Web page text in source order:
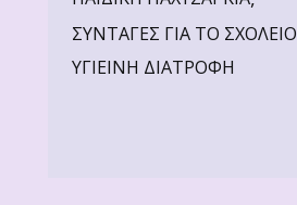
ΣΥΝΤΑΓΕΣ ΓΙΑ ΤΟ ΣΧΟΛΕΙΟ
ΥΓΙΕΙΝΗ ΔΙΑΤΡΟΦΗ